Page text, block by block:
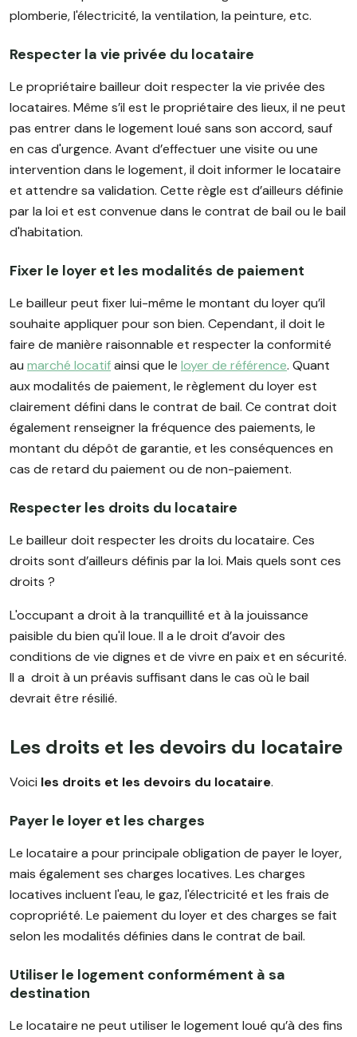
plomberie, l'électricité, la ventilation, la peinture, etc.
Respecter la vie privée du locataire
Le propriétaire bailleur doit respecter la vie privée des
locataires. Même s’il est le propriétaire des lieux, il ne peut
pas entrer dans le logement loué sans son accord, sauf
en cas d'urgence. Avant d’effectuer une visite ou une
intervention dans le logement, il doit informer le locataire
et attendre sa validation. Cette règle est d’ailleurs définie
par la loi et est convenue dans le contrat de bail ou le bail
d'habitation.
Fixer le loyer et les modalités de paiement
Le bailleur peut fixer lui-même le montant du loyer qu’il
souhaite appliquer pour son bien. Cependant, il doit le
faire de manière raisonnable et respecter la conformité
au marché locatifainsi que le loyer de référence. Quant
aux modalités de paiement, le règlement du loyer est
clairement défini dans le contrat de bail. Ce contrat doit
également renseigner la fréquence des paiements, le
montant du dépôt de garantie, et les conséquences en
cas de retard du paiement ou de non-paiement.
Respecter les droits du locataire
Le bailleur doit respecter les droits du locataire. Ces
droits sont d’ailleurs définis par la loi. Mais quels sont ces
droits ?
L'occupant a droit à la tranquillité et à la jouissance
paisible du bien qu'il loue. Il a le droit d’avoir des
conditions de vie dignes et de vivre en paix et en sécurité.
Il a droit à un préavis suffisant dans le cas où le bail
devrait être résilié.
Les droits et les devoirs du locataire
Voici les droits et les devoirs du locataire.
Payer le loyer et les charges
Le locataire a pour principale obligation de payer le loyer,
mais également ses charges locatives. Les charges
locatives incluent l'eau, le gaz, l'électricité et les frais de
copropriété. Le paiement du loyer et des charges se fait
selon les modalités définies dans le contrat de bail.
Utiliser le logement conformément à sa
destination
Le locataire ne peut utiliser le logement loué qu’à des fins